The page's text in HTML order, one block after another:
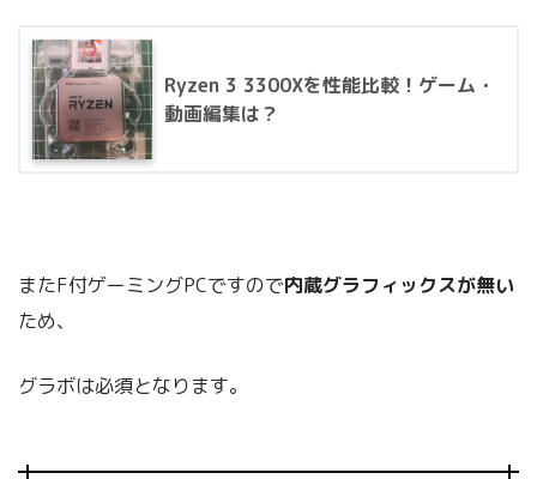
Ryzen 3 3300Xを性能比較！ゲーム・
動画編集は？
またF付ゲーミングPCですので内蔵グラフィックスが無い
ため、
グラボは必須となります。